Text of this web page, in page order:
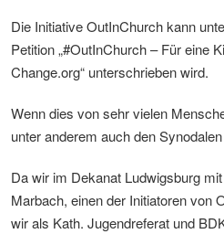
Die Initiative OutInChurch kann
Petition „#OutInChurch – Für eine
Change.org“ unterschrieben wird.
Wenn dies von sehr vielen
unter anderem auch den
Da wir im Dekanat Ludwigsburg
Marbach, einen der Initiatoren von
wir als Kath. Jugendreferat und